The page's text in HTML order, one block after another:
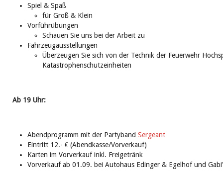
Spiel & Spaß
für Groß & Klein
Vorführübungen
Schauen Sie uns bei der Arbeit zu
Fahrzeugausstellungen
Überzeugen Sie sich von der Technik der Feuerwehr
Katastrophenschutzeinheiten
Ab 19 Uhr:
Abendprogramm mit der Partyband Sergeant
Eintritt 12.- € (Abendkasse/Vorverkauf)
Karten im Vorverkauf inkl. Freigetränk
Vorverkauf ab 01.09. bei Autohaus Edinger & Egelhof und